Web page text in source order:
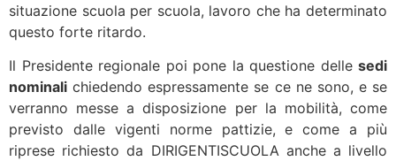
situazione scuola per scuola, lavoro che ha determinato
questo forte ritardo.
Il Presidente regionale poi pone la questione delle sedi
nominali chiedendo espressamente se ce ne sono, e se
verranno messe a disposizione per la mobilità, come
previsto dalle vigenti norme pattizie, e come a più
riprese richiesto da DIRIGENTISCUOLA anche a livello